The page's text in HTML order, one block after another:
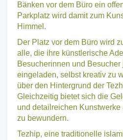
Bänken vor dem Büro ein
Parkplatz wird damit zum
Himmel.
Der Platz vor dem Büro wird
alle, die ihre künstlerische
Besucherinnen und Besucher
eingeladen, selbst kreativ zu
über den Hintergrund der
Gleichzeitig bietet sich die
und detailreichen Kunstwerke
zu bewundern.
Tezhip, eine traditionelle